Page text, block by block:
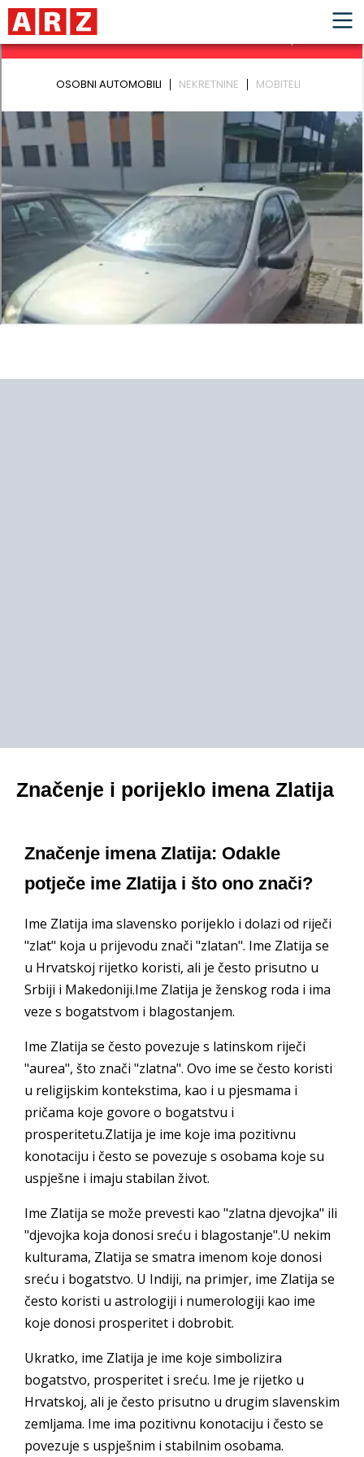
Značenje i porijeklo imena Zlatija
Značenje imena Zlatija: Odakle
potječe ime Zlatija i što ono znači?
Ime Zlatija ima slavensko porijeklo i dolazi od riječi
"zlat" koja u prijevodu znači "zlatan". Ime Zlatija se
u Hrvatskoj rijetko koristi, ali je često prisutno u
Srbiji i Makedoniji.Ime Zlatija je ženskog roda i ima
veze s bogatstvom i blagostanjem.
Ime Zlatija se često povezuje s latinskom riječi
"aurea", što znači "zlatna". Ovo ime se često koristi
u religijskim kontekstima, kao i u pjesmama i
pričama koje govore o bogatstvu i
prosperitetu.Zlatija je ime koje ima pozitivnu
konotaciju i često se povezuje s osobama koje su
uspješne i imaju stabilan život.
Ime Zlatija se može prevesti kao "zlatna djevojka" ili
"djevojka koja donosi sreću i blagostanje".U nekim
kulturama, Zlatija se smatra imenom koje donosi
sreću i bogatstvo. U Indiji, na primjer, ime Zlatija se
često koristi u astrologiji i numerologiji kao ime
koje donosi prosperitet i dobrobit.
Ukratko, ime Zlatija je ime koje simbolizira
bogatstvo, prosperitet i sreću. Ime je rijetko u
Hrvatskoj, ali je često prisutno u drugim slavenskim
zemljama. Ime ima pozitivnu konotaciju i često se
povezuje s uspješnim i stabilnim osobama.